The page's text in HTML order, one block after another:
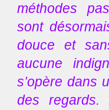
méthodes
sont
douce et
aucune
s’opère dans
des regards.